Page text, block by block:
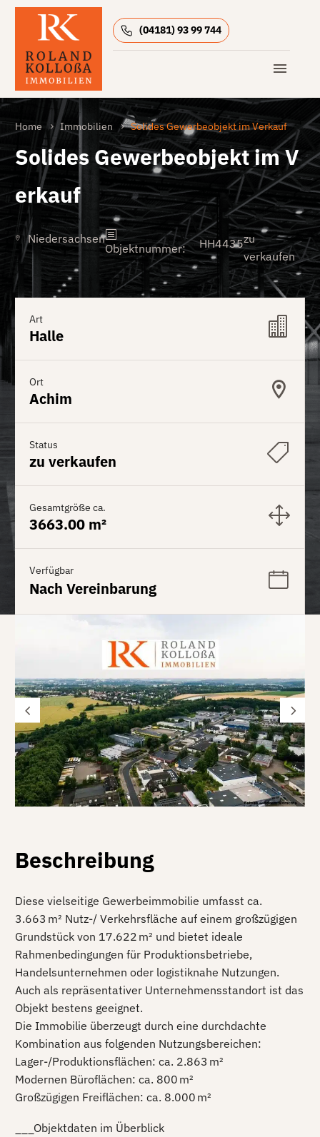
(04181) 93 99 744
Home Immobilien Solides Gewerbeobjekt im Verkauf
Solides Gewerbeobjekt im V
erkauf
Niedersachsen
Objektnummer: HH4435zu
verkaufen
Art
Halle
Ort
Achim
Status
zu verkaufen
Gesamtgröße ca.
3663.00 m²
Verfügbar
Nach Vereinbarung
Beschreibung
Diese vielseitige Gewerbeimmobilie umfasst ca.
3.663 m² Nutz-/ Verkehrsfläche auf einem großzügigen
Grundstück von 17.622 m² und bietet ideale
Rahmenbedingungen für Produktionsbetriebe,
Handelsunternehmen oder logistiknahe Nutzungen.
Auch als repräsentativer Unternehmensstandort ist das
Objekt bestens geeignet.
Die Immobilie überzeugt durch eine durchdachte
Kombination aus folgenden Nutzungsbereichen:
Lager-/Produktionsflächen: ca. 2.863 m²
Modernen Büroflächen: ca. 800 m²
Großzügigen Freiflächen: ca. 8.000 m²
___Objektdaten im Überblick